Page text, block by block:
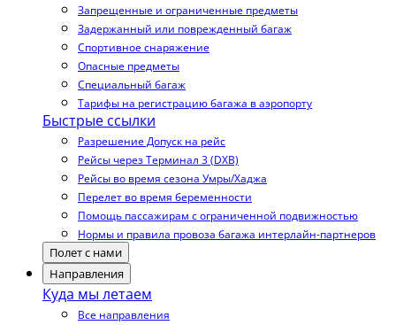
Запрещенные и ограниченные предметы
Задержанный или поврежденный багаж
Спортивное снаряжение
Опасные предметы
Специальный багаж
Тарифы на регистрацию багажа в аэропорту
Быстрые ссылки
Разрешение Допуск на рейс
Рейсы через Терминал 3 (DXB)
Рейсы во время сезона Умры/Хаджа
Перелет во время беременности
Помощь пассажирам с ограниченной подвижностью
Нормы и правила провоза багажа интерлайн-партнеров
Полет с нами
Направления
Куда мы летаем
Все направления